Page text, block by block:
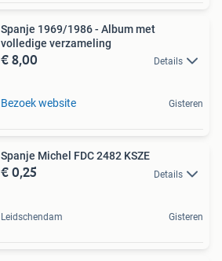
Spanje 1969/1986 - Album met
volledige verzameling
€ 8,00 Details
Bezoek website Gisteren
Spanje Michel FDC 2482 KSZE
€ 0,25 Details
Leidschendam Gisteren